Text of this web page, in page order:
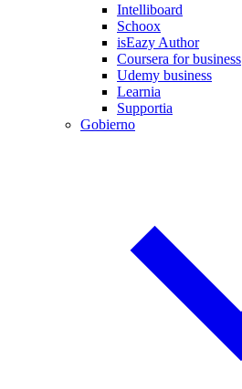
Intelliboard
Schoox
isEazy Author
Coursera for business
Udemy business
Learnia
Supportia
Gobierno